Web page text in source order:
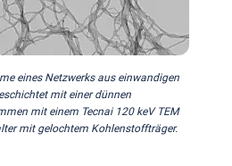
eines Netzwerks aus einwandigen
mit einer dünnen
mit einem Tecnai 120 keV TEM
mit gelochtem Kohlenstoffträger.